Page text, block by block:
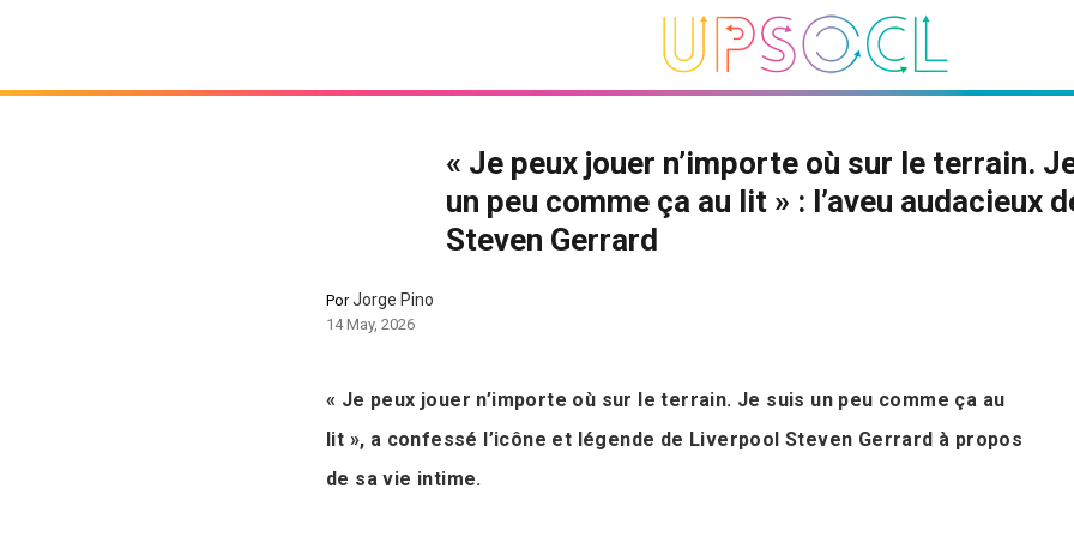
« Je peux jouer n’importe où sur le terrain.
un peu comme ça au lit » : l’aveu audacieux
Steven Gerrard
PorJorge Pino
14 May, 2026
« Je peux jouer n’importe où sur le terrain. Je suis un peu comme ça au
lit », a confessé l’icône et légende de Liverpool Steven Gerrard à propos
de sa vie intime.